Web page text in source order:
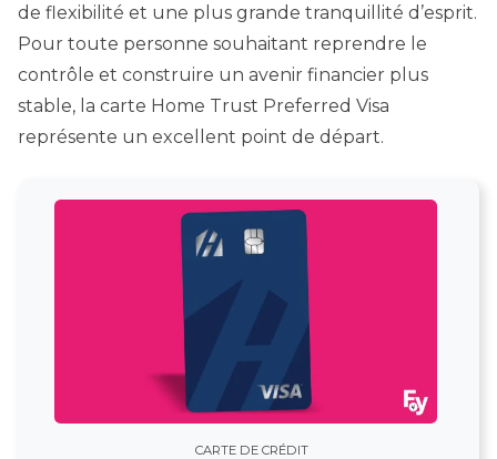
de flexibilité et une plus grande tranquillité d’esprit.
Pour toute personne souhaitant reprendre le
contrôle et construire un avenir financier plus
stable, la carte Home Trust Preferred Visa
représente un excellent point de départ.
CARTE DE CRÉDIT